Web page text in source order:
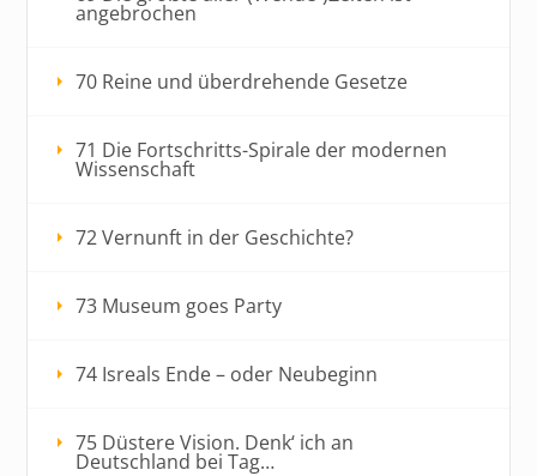
angebrochen
70 Reine und überdrehende Gesetze
71 Die Fortschritts-Spirale der modernen
Wissenschaft
72 Vernunft in der Geschichte?
73 Museum goes Party
74 Isreals Ende – oder Neubeginn
75 Düstere Vision. Denk‘ ich an
Deutschland bei Tag…